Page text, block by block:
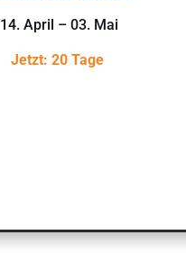
14. April – 03. Mai
Jetzt: 20 Tage